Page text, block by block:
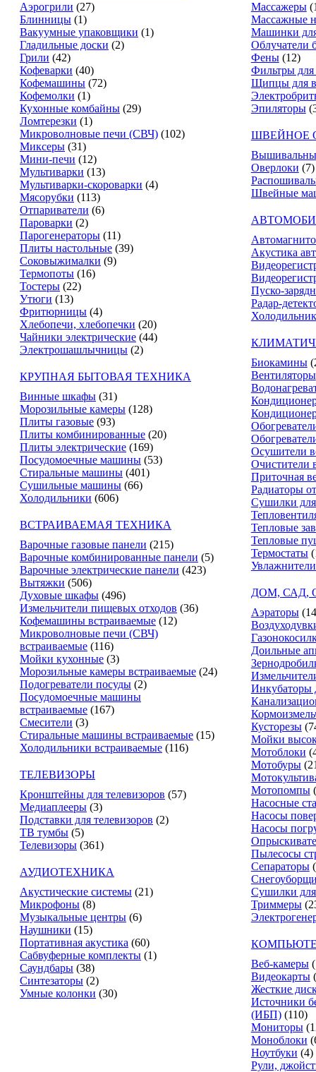
Аэрогрили (27)
Блинницы (1)
Вакуумные упаковщики (1)
Гладильные доски (2)
Грили (42)
Кофеварки (40)
Кофемашины (72)
Кофемолки (1)
Кухонные комбайны (29)
Ломтерезки (1)
Микроволновые печи (СВЧ) (102)
Миксеры (31)
Мини-печи (12)
Мультиварки (13)
Мультиварки-скороварки (4)
Мясорубки (113)
Отпариватели (6)
Пароварки (2)
Парогенераторы (11)
Плиты настольные (39)
Соковыжималки (9)
Термопоты (16)
Тостеры (22)
Утюги (13)
Фритюрницы (4)
Хлебопечи, хлебопечки (20)
Чайники электрические (44)
Электрошашлычницы (2)
КРУПНАЯ БЫТОВАЯ ТЕХНИКА
Винные шкафы (31)
Морозильные камеры (128)
Плиты газовые (93)
Плиты комбинированные (20)
Плиты электрические (169)
Посудомоечные машины (53)
Стиральные машины (401)
Сушильные машины (66)
Холодильники (606)
ВСТРАИВАЕМАЯ ТЕХНИКА
Варочные газовые панели (215)
Варочные комбинированные панели (5)
Варочные электрические панели (423)
Вытяжки (506)
Духовые шкафы (496)
Измельчители пищевых отходов (36)
Кофемашины встраиваемые (12)
Микроволновые печи (СВЧ)
встраиваемые (116)
Мойки кухонные (3)
Морозильные камеры встраиваемые (24)
Подогреватели посуды (2)
Посудомоечные машины
встраиваемые (167)
Смесители (3)
Стиральные машины встраиваемые (15)
Холодильники встраиваемые (116)
ТЕЛЕВИЗОРЫ
Кронштейны для телевизоров (57)
Медиаплееры (3)
Подставки для телевизоров (2)
ТВ тумбы (5)
Телевизоры (361)
АУДИОТЕХНИКА
Акустические системы (21)
Микрофоны (8)
Музыкальные центры (6)
Наушники (15)
Портативная акустика (60)
Сабвуферные комплекты (1)
Саундбары (38)
Синтезаторы (2)
Умные колонки (30)
Массажеры
Массажные
Машинки
Облучатели
Фены (12)
Фильтры
Щипцы для
Эпиляторы
ШВЕЙНОЕ
Оверлоки (7)
Швейные
Акустика
Пуско-
Радар-
Биокамины
Вентиляторы
Осушители
Очистители
Приточная
Радиаторы
Сушилки
Тепловые
Тепловые
Термостаты
ДОМ, САД,
Аэраторы
Доильные
Инкубаторы
Кусторезы
Мойки
Мотоблоки
Мотобуры
Мотопомпы
Насосные
Насосы
Насосы
Пылесосы
Сепараторы
Сушилки
Триммеры
Веб-камеры
Видеокарты
Жесткие
Источники
(ИБП) (110)
Мониторы
Моноблоки
Ноутбуки (4)
Рули,